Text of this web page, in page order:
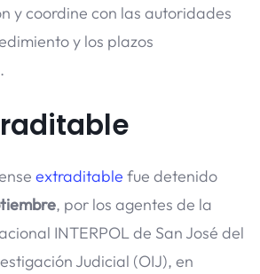
y coordine con las autoridades
y los plazos
extraditable fue detenido
, por los agentes de la
INTERPOL de San José del
Judicial (OIJ), en